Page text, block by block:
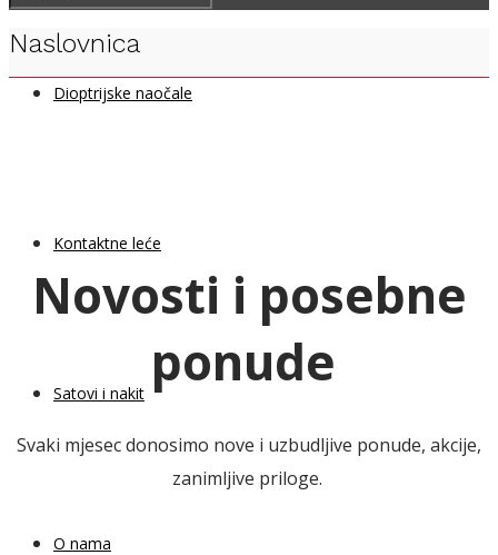
Dioptrijske naočale
Kontaktne leće
Satovi i nakit
O nama
Naslovnica
Novosti i posebne
ponude
Svaki mjesec donosimo nove i uzbudljive ponude, akcije,
zanimljive priloge.